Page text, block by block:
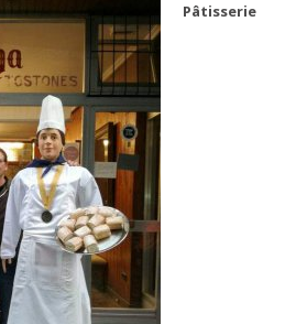
Pâtisserie